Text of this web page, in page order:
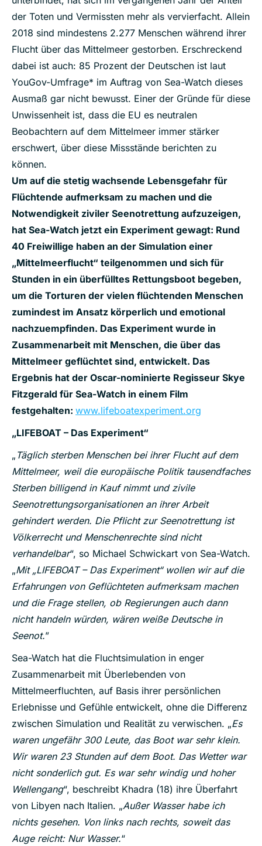
der Toten und Vermissten mehr als vervierfacht. Allein
2018 sind mindestens 2.277 Menschen während ihrer
Flucht über das Mittelmeer gestorben. Erschreckend
dabei ist auch: 85 Prozent der Deutschen ist laut
YouGov-Umfrage* im Auftrag von Sea-Watch dieses
Ausmaß gar nicht bewusst. Einer der Gründe für diese
Unwissenheit ist, dass die EU es neutralen
Beobachtern auf dem Mittelmeer immer stärker
erschwert, über diese Missstände berichten zu
können.
Um auf die stetig wachsende Lebensgefahr für
Flüchtende aufmerksam zu machen und die
Notwendigkeit ziviler Seenotrettung aufzuzeigen,
hat Sea-Watch jetzt ein Experiment gewagt: Rund
40 Freiwillige haben an der Simulation einer
„Mittelmeerflucht“ teilgenommen und sich für
Stunden in ein überfülltes Rettungsboot begeben,
um die Torturen der vielen flüchtenden Menschen
zumindest im Ansatz körperlich und emotional
nachzuempfinden. Das Experiment wurde in
Zusammenarbeit mit Menschen, die über das
Mittelmeer geflüchtet sind, entwickelt. Das
Ergebnis hat der Oscar-nominierte Regisseur Skye
Fitzgerald für Sea-Watch in einem Film
festgehalten: www.lifeboatexperiment.org
„LIFEBOAT – Das Experiment“
„ Täglich sterben Menschen bei ihrer Flucht auf dem
Mittelmeer, weil die europäische Politik tausendfaches
Sterben billigend in Kauf nimmt und zivile
Seenotrettungsorganisationen an ihrer Arbeit
gehindert werden. Die Pflicht zur Seenotrettung ist
Völkerrecht und Menschenrechte sind nicht
verhandelbar“, so Michael Schwickart von Sea-Watch.
„Mit „LIFEBOAT – Das Experiment“ wollen wir auf die
Erfahrungen von Geflüchteten aufmerksam machen
und die Frage stellen, ob Regierungen auch dann
nicht handeln würden, wären weiße Deutsche in
Seenot.”
Sea-Watch hat die Fluchtsimulation in enger
Zusammenarbeit mit Überlebenden von
Mittelmeerfluchten, auf Basis ihrer persönlichen
Erlebnisse und Gefühle entwickelt, ohne die Differenz
zwischen Simulation und Realität zu verwischen. „Es
waren ungefähr 300 Leute, das Boot war sehr klein.
Wir waren 23 Stunden auf dem Boot. Das Wetter war
nicht sonderlich gut. Es war sehr windig und hoher
Wellengang“, beschreibt Khadra (18) ihre Überfahrt
von Libyen nach Italien. „Außer Wasser habe ich
nichts gesehen. Von links nach rechts, soweit das
Auge reicht: Nur Wasser.“